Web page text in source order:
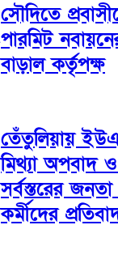
সৌদিতে
পারমিট
বাড়াল কর্তৃপক্ষ
তেঁতুলিয়ায়
মিথ্যা অপবাদ
সর্বস্তরের
কর্মীদের